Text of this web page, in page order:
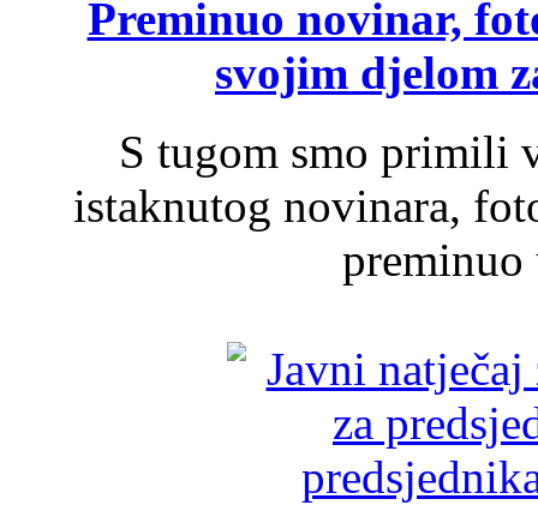
Preminuo novinar,
svojim djelom
S tugom smo primili
istaknutog novinara,